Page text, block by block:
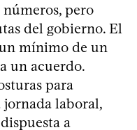
pero
del gobierno. El
mínimo de un
un acuerdo.
para
laboral,
a